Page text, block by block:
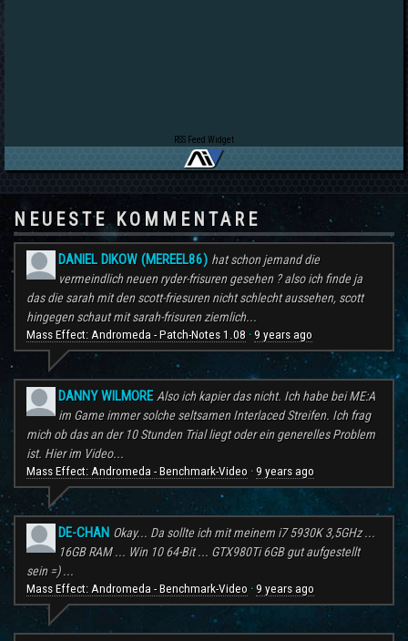
RSS Feed Widget
NEUESTE KOMMENTARE
DANIEL DIKOW (MEREEL86) hat schon jemand die
vermeindlich neuen ryder-frisuren gesehen ? also ich finde ja
das die sarah mit den scott-friesuren nicht schlecht aussehen, scott
hingegen schaut mit sarah-frisuren ziemlich...
Mass Effect: Andromeda - Patch-Notes 1.08 · 9 years ago
DANNY WILMORE Also ich kapier das nicht. Ich habe bei ME:A
im Game immer solche seltsamen Interlaced Streifen. Ich frag
mich ob das an der 10 Stunden Trial liegt oder ein generelles Problem
ist. Hier im Video...
Mass Effect: Andromeda - Benchmark-Video · 9 years ago
DE-CHAN Okay... Da sollte ich mit meinem i7 5930K 3,5GHz ...
16GB RAM ... Win 10 64-Bit ... GTX980Ti 6GB gut aufgestellt
sein =) ...
Mass Effect: Andromeda - Benchmark-Video · 9 years ago